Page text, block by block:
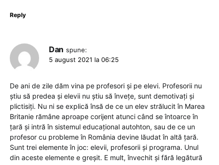
Reply
Dan spune:
5 august 2021 la 06:25
De ani de zile dăm vina pe profesori şi pe elevi. Profesorii nu
ştiu să predea şi elevii nu ştiu să înveţe, sunt demotivaţi şi
plictisiţi. Nu ni se explică însă de ce un elev strălucit în Marea
Britanie rămâne aproape corijent atunci când se întoarce în
ţară şi intră în sistemul educaţional autohton, sau de ce un
profesor cu probleme în România devine lăudat în altă ţară.
Sunt trei elemente în joc: elevii, profesorii şi programa. Unul
din aceste elemente e greşit. E mult, învechit şi fără legătură